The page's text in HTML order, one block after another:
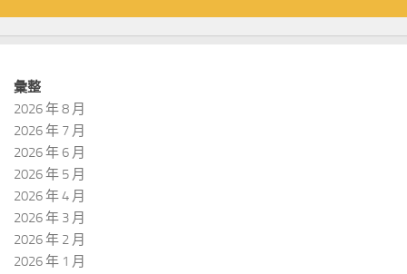
彙整
2026 年 8 月
2026 年 7 月
2026 年 6 月
2026 年 5 月
2026 年 4 月
2026 年 3 月
2026 年 2 月
2026 年 1 月